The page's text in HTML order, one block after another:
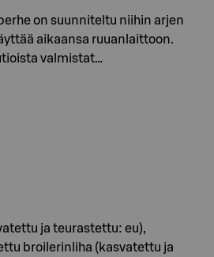
on suunniteltu niihin arjen
aikaansa ruuanlaittoon.
valmistat…
ja teurastettu: eu),
broilerinliha (kasvatettu ja